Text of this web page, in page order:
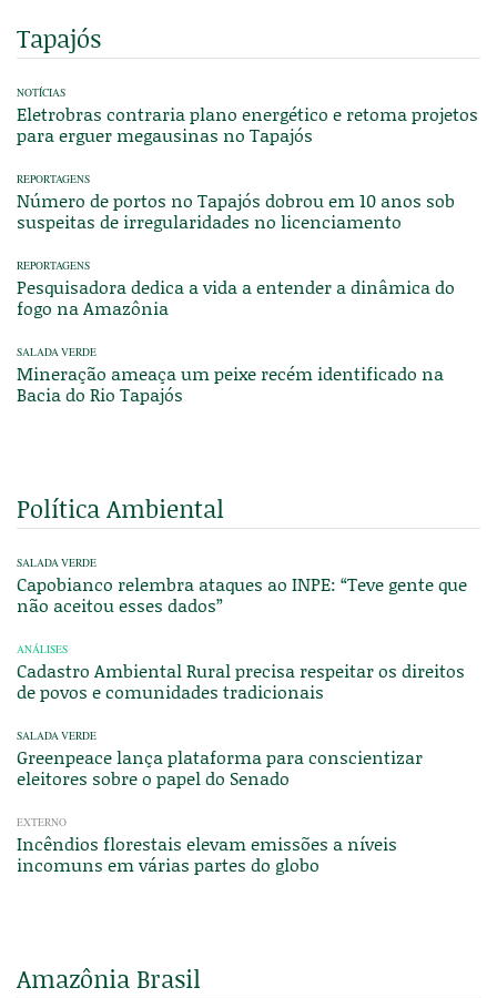
Tapajós
NOTÍCIAS
Eletrobras contraria plano energético e retoma projetos
para erguer megausinas no Tapajós
REPORTAGENS
Número de portos no Tapajós dobrou em 10 anos sob
suspeitas de irregularidades no licenciamento
REPORTAGENS
Pesquisadora dedica a vida a entender a dinâmica do
fogo na Amazônia
SALADA VERDE
Mineração ameaça um peixe recém identificado na
Bacia do Rio Tapajós
Política Ambiental
SALADA VERDE
Capobianco relembra ataques ao INPE: “Teve gente que
não aceitou esses dados”
ANÁLISES
Cadastro Ambiental Rural precisa respeitar os direitos
de povos e comunidades tradicionais
SALADA VERDE
Greenpeace lança plataforma para conscientizar
eleitores sobre o papel do Senado
EXTERNO
Incêndios florestais elevam emissões a níveis
incomuns em várias partes do globo
Amazônia Brasil